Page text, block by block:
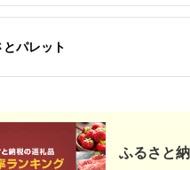
ッ
青森県鰺ヶ沢町のふる
納税のご紹介
とパレット
ふるさと